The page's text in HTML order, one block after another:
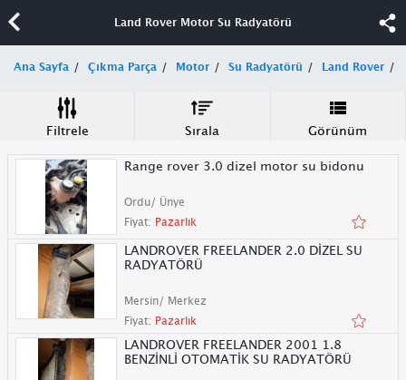
Land Rover Motor Su Radyatörü
Ana Sayfa Çıkma Parça Motor Su Radyatörü Land Rover
Filtrele Sırala Görünüm
Range rover 3.0 dizel motor su bidonu
Ordu/ Ünye
Fiyat: Pazarlık
LANDROVER FREELANDER 2.0 DİZEL SU
RADYATÖRÜ
Mersin/ Merkez
Fiyat: Pazarlık
LANDROVER FREELANDER 2001 1.8
BENZİNLİ OTOMATİK SU RADYATÖRÜ